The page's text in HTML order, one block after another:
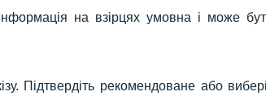
на взірцях умовна і може
рекомендоване або